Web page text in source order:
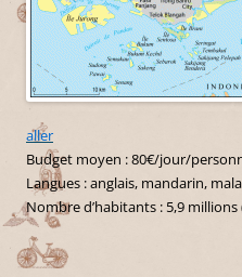
aller
Budget moyen : 80€/jour/
Langues : anglais, mandarin,
Nombre d’habitants : 5,9 millions